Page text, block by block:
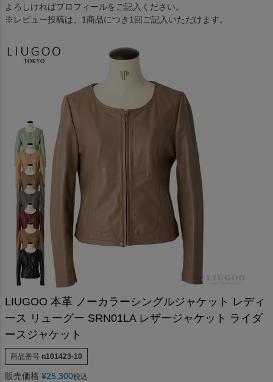
よろしければプロフィールをご記入ください。
※レビュー投稿は、1商品につき1回ご記入いただけます。
LIUGOO 本革 ノーカラーシングルジャケット レディ
ース リューグー SRN01LA レザージャケット ライダ
ースジャケット
商品番号 n101423-10
販売価格 ¥25,300税込